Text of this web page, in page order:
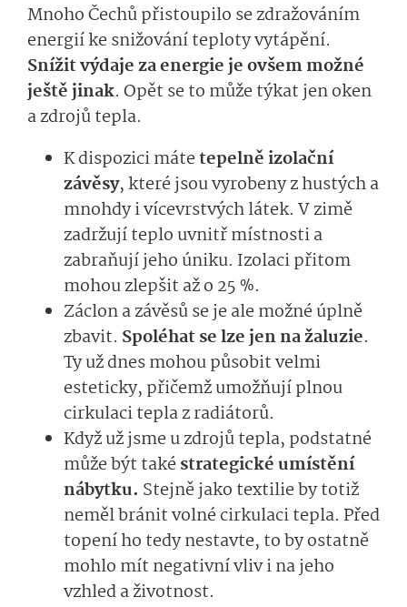
Mnoho Čechů přistoupilo se zdražováním
energií ke snižování teploty vytápění.
Snížit výdaje za energie je ovšem možné
ještě jinak. Opět se to může týkat jen oken
a zdrojů tepla.
K dispozici mátetepelně izolační
závěsy, které jsou vyrobeny z hustých a
mnohdy i vícevrstvých látek. V zimě
zadržují teplo uvnitř místnosti a
zabraňujíjeho úniku. Izolaci přitom
mohou zlepšit až o 25 %.
Záclon a závěsů se je ale možné úplně
zbavit. Spoléhat se lze jen na žaluzie.
Ty už dnes mohou působit velmi
esteticky, přičemž umožňují plnou
cirkulaci tepla z radiátorů.
Když už jsme u zdrojů tepla, podstatné
může být takéstrategické umístění
nábytku. Stejně jako textilie by totiž
neměl bránit volné cirkulaci tepla. Před
topení ho tedy nestavte, to by ostatně
mohlo mít negativní vliv i na jeho
vzhled a životnost.